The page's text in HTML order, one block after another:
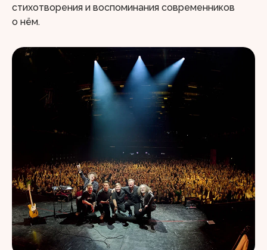
стихотворения и воспоминания современников
о нём.